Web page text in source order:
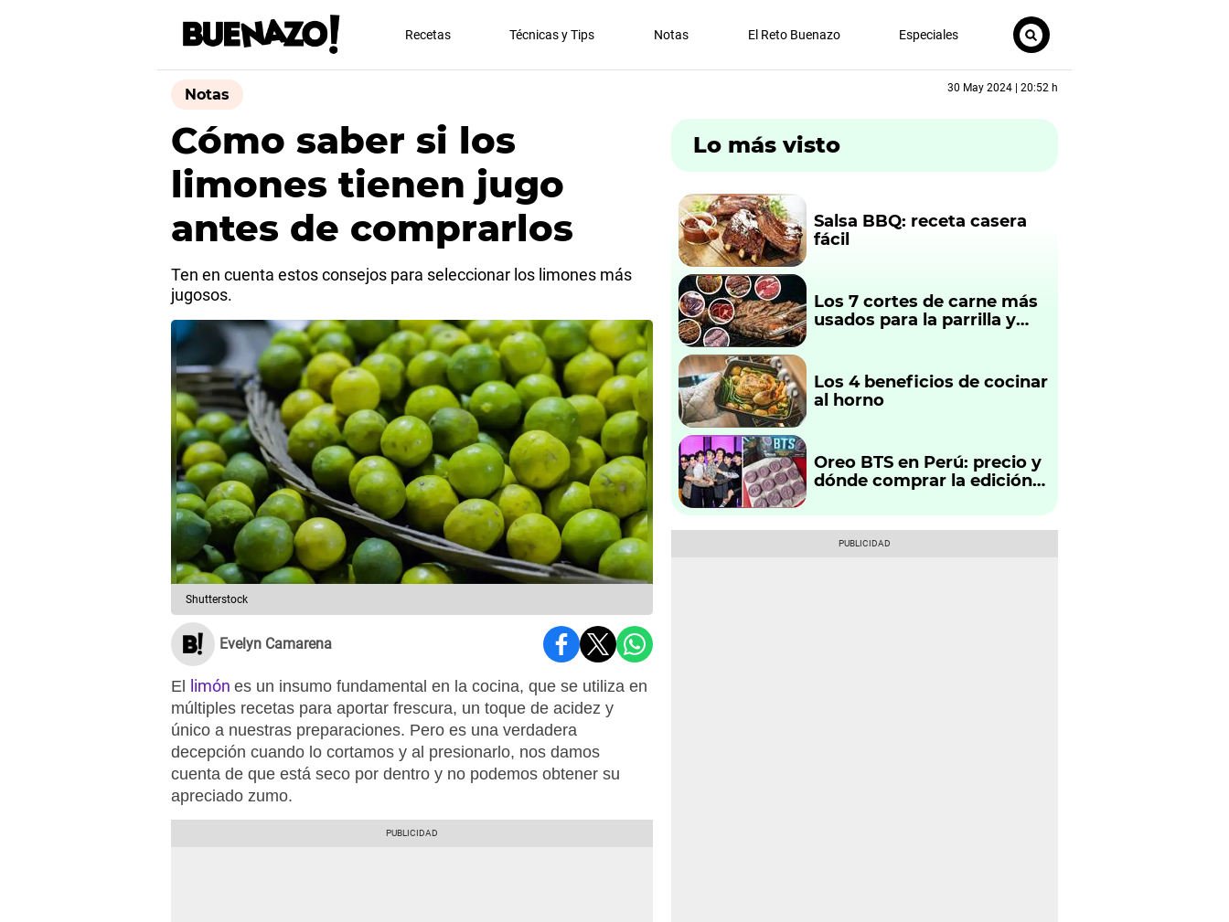
Recetas Técnicas y Tips Notas El Reto Buenazo Especiales
Notas 30 May 2024 | 20:52 h
Cómo saber si los
limones tienen jugo
antes de comprarlos
Ten en cuenta estos consejos para seleccionar los limones más
jugosos.
Shutterstock
Evelyn Camarena
El limón es un insumo fundamental en la cocina, que se utiliza en
múltiples recetas para aportar frescura, un toque de acidez y
único a nuestras preparaciones. Pero es una verdadera
decepción cuando lo cortamos y al presionarlo, nos damos
cuenta de que está seco por dentro y no podemos obtener su
apreciado zumo.
Lo más visto
Salsa BBQ: receta casera
fácil
Los 7 cortes de carne más
usados para la parrilla y
Los 4 beneficios de cocinar
al horno
Oreo BTS en Perú: precio y
dónde comprar la edición